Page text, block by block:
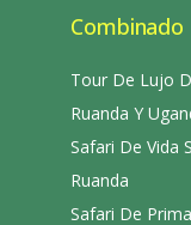
Combinado
Tour De Lujo
Ruanda Y
Safari De Vida
Ruanda
Safari De